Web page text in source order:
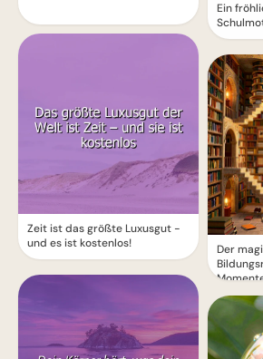
Zeit ist das größte Luxusgut -
und es ist kostenlos!
Ein
Der